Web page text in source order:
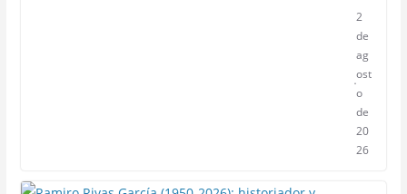
2
de
ag
ost
o
de
20
26